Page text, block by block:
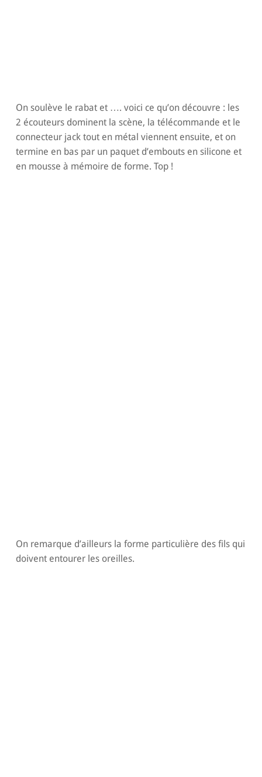
On soulève le rabat et …. voici ce qu’on découvre : les
2 écouteurs dominent la scène, la télécommande et le
connecteur jack tout en métal viennent ensuite, et on
termine en bas par un paquet d’embouts en silicone et
en mousse à mémoire de forme. Top !
On remarque d’ailleurs la forme particulière des fils qui
doivent entourer les oreilles.